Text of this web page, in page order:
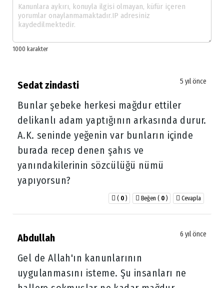
Sedat zindasti 5 yıl önce
Bunlar şebeke herkesi mağdur ettiler
delikanlı adam yaptığının arkasında durur.
A.K. seninde yeğenin var bunların içinde
burada recep denen şahıs ve
yanındakilerinin sözcülüğü nümü
yapıyorsun?
Cevapla
Beğen ( 0 )
( 0 )
Abdullah 6 yıl önce
Gel de Allah'ın kanunlarının
uygulanmasını isteme. Şu insanları ne